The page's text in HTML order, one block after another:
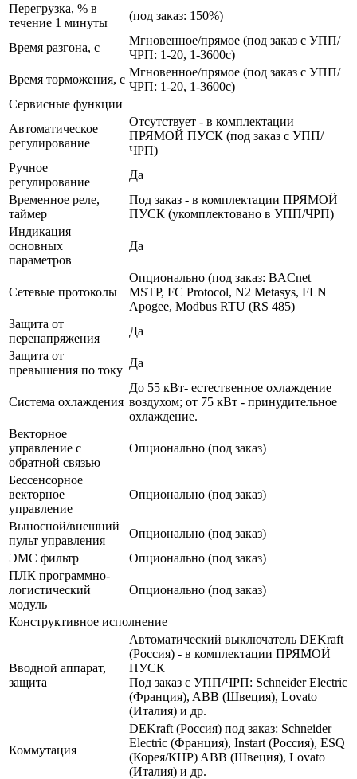
Перегрузка, % в
течение 1 минуты
(под заказ: 150%)
Время разгона, с
Мгновенное/прямое (под заказ с УПП/
ЧРП: 1-20, 1-3600с)
Время торможения, с
Мгновенное/прямое (под заказ с УПП/
ЧРП: 1-20, 1-3600с)
Сервисные функции
Автоматическое
регулирование
Отсутствует - в комплектации
ПРЯМОЙ ПУСК (под заказ с УПП/
ЧРП)
Ручное
регулирование
Да
Временное реле,
таймер
Под заказ - в комплектации ПРЯМОЙ
ПУСК (укомплектовано в УПП/ЧРП)
Индикация
основных
параметров
Да
Сетевые протоколы
Опционально (под заказ: BACnet
MSTP, FC Protocol, N2 Metasys, FLN
Apogee, Modbus RTU (RS 485)
Защита от
перенапряжения
Да
Защита от
превышения по току
Да
Система охлаждения
До 55 кВт- естественное охлаждение
воздухом; от 75 кВт - принудительное
охлаждение.
Векторное
управление с
обратной связью
Опционально (под заказ)
Бессенсорное
векторное
управление
Опционально (под заказ)
Выносной/внешний
пульт управления
Опционально (под заказ)
ЭМС фильтр
Опционально (под заказ)
ПЛК программно-
логистический
модуль
Опционально (под заказ)
Конструктивное исполнение
Вводной аппарат,
защита
Автоматический выключатель DEKraft
(Россия) - в комплектации ПРЯМОЙ
ПУСК
Под заказ с УПП/ЧРП: Schneider Electric
(Франция), ABB (Швеция), Lovato
(Италия) и др.
Коммутация
DEKraft (Россия) под заказ: Schneider
Electric (Франция), Instart (Россия), ESQ
(Корея/КНР) ABB (Швеция), Lovato
(Италия) и др.